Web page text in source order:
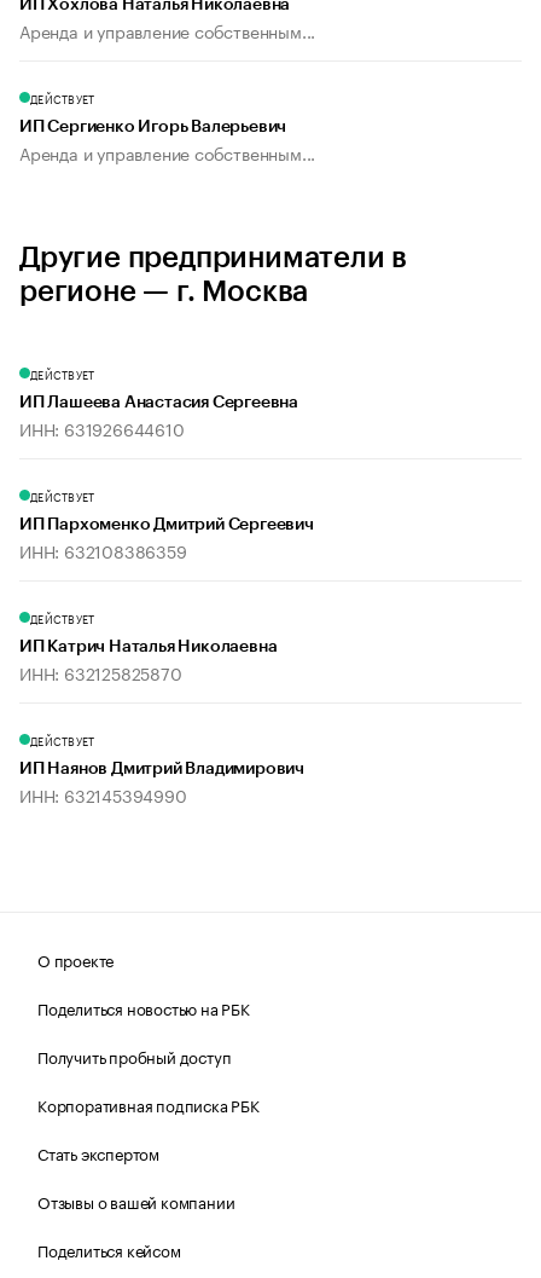
ИП Хохлова Наталья Николаевна
Аренда и управление собственным...
ДЕЙСТВУЕТ
ИП Сергиенко Игорь Валерьевич
Аренда и управление собственным...
Другие предприниматели в
регионе — г. Москва
ДЕЙСТВУЕТ
ИП Лашеева Анастасия Сергеевна
ИНН: 631926644610
ДЕЙСТВУЕТ
ИП Пархоменко Дмитрий Сергеевич
ИНН: 632108386359
ДЕЙСТВУЕТ
ИП Катрич Наталья Николаевна
ИНН: 632125825870
ДЕЙСТВУЕТ
ИП Наянов Дмитрий Владимирович
ИНН: 632145394990
О проекте
Поделиться новостью на РБК
Получить пробный доступ
Корпоративная подписка РБК
Стать экспертом
Отзывы о вашей компании
Поделиться кейсом